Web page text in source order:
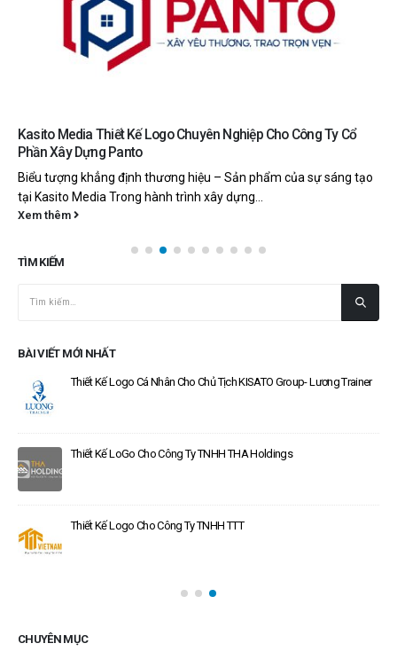
Kasito Media Thiết Kế Logo Chuyên Nghiệp Cho Công Ty Cổ
Phần Xây Dựng Panto
Biểu tượng khẳng định thương hiệu – Sản phẩm của sự sáng tạo
tại Kasito Media Trong hành trình xây dựng...
Xem thêm
TÌM KIẾM
BÀI VIẾT MỚI NHẤT
Thiết Kế Logo Cá Nhân Cho Chủ Tịch KISATO Group- Lương Trainer
Thiết Kế LoGo Cho Công Ty TNHH THA Holdings
Thiết Kế Logo Cho Công Ty TNHH TTT
CHUYÊN MỤC